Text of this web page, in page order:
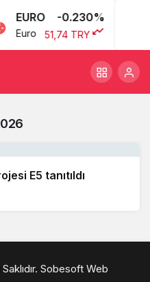
EURO -0.230%
Euro 51,74 TRY
E5 tanıtıldı
Sobesoft Web